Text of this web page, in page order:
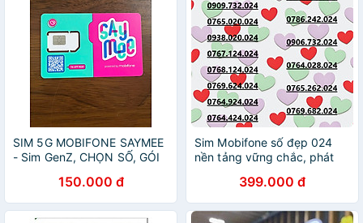
SIM 5G MOBIFONE SAYMEE
- Sim GenZ, CHỌN SỐ, GÓI
chưa kích hoạt - Hàng chính
hãng
150.000 đ
Sim Mobifone số đẹp 024
nền tảng vững chắc, phát
(CHƯA KÍCH HOẠT, PHẢI
ĐĂNG KÝ CHÍNH CHỦ )-
HÀNG CHÍNH HÃNG
399.000 đ